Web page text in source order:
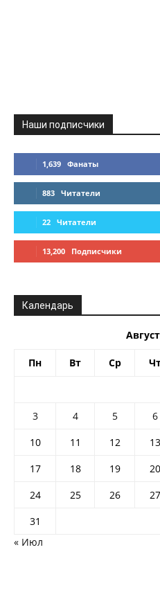
Наши подписчики
1,639 Фанаты
883 Читатели
22 Читатели
13,200 Подписчики
Календарь
Пн Вт Ср
3
4 5 6
10
11 12 13
17
18 19 20
24
25 26 27
31
« Июл